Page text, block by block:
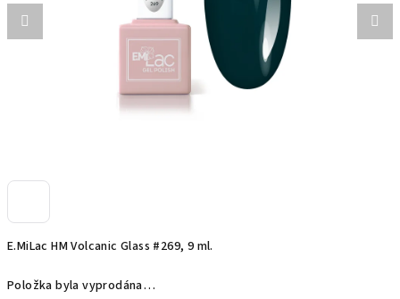
E.MiLac HM Volcanic Glass #269, 9 ml.
Položka byla vyprodána…